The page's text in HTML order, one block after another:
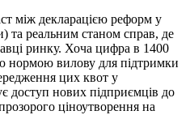
між декларацією реформ у
та реальним станом справ, де
ринку. Хоча цифра в 1400
нормою вилову для підтримки
цих квот у
доступ нових підприємців до
ціноутворення на